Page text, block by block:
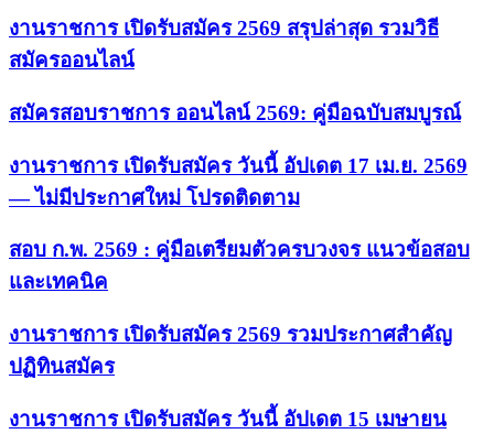
งานราชการ เปิดรับสมัคร 2569 สรุปล่าสุด รวมวิธี
สมัครออนไลน์
สมัครสอบราชการ ออนไลน์ 2569: คู่มือฉบับสมบูรณ์
งานราชการ เปิดรับสมัคร วันนี้ อัปเดต 17 เม.ย. 2569
— ไม่มีประกาศใหม่ โปรดติดตาม
สอบ ก.พ. 2569 : คู่มือเตรียมตัวครบวงจร แนวข้อสอบ
และเทคนิค
งานราชการ เปิดรับสมัคร 2569 รวมประกาศสำคัญ
ปฏิทินสมัคร
งานราชการ เปิดรับสมัคร วันนี้ อัปเดต 15 เมษายน